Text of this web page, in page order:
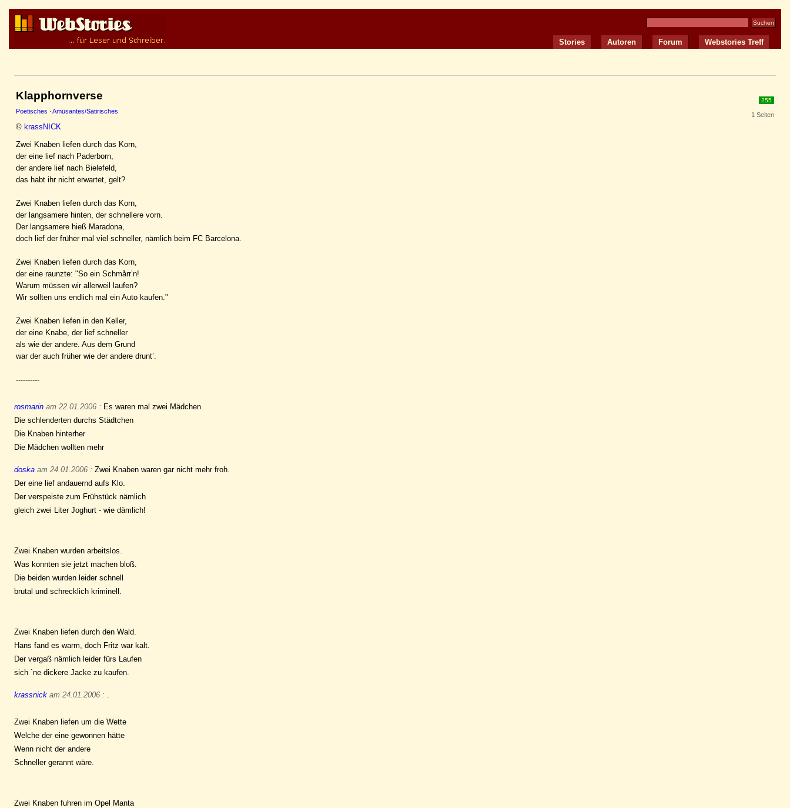
Stories Autoren Forum Webstories Treff
255
1 Seiten
Klapphornverse
Poetisches · Amüsantes/Satirisches
© krassNICK
Zwei Knaben liefen durch das Korn,
der eine lief nach Paderborn,
der andere lief nach Bielefeld,
das habt ihr nicht erwartet, gelt?
Zwei Knaben liefen durch das Korn,
der langsamere hinten, der schnellere vorn.
Der langsamere hieß Maradona,
doch lief der früher mal viel schneller, nämlich beim FC Barcelona.
Zwei Knaben liefen durch das Korn,
der eine raunzte: "So ein Schmårr’n!
Warum müssen wir allerweil laufen?
Wir sollten uns endlich mal ein Auto kaufen."
Zwei Knaben liefen in den Keller,
der eine Knabe, der lief schneller
als wie der andere. Aus dem Grund
war der auch früher wie der andere drunt’.
----------
rosmarin am 22.01.2006 : Es waren mal zwei Mädchen
Die schlenderten durchs Städtchen
Die Knaben hinterher
Die Mädchen wollten mehr
doska am 24.01.2006 : Zwei Knaben waren gar nicht mehr froh.
Der eine lief andauernd aufs Klo.
Der verspeiste zum Frühstück nämlich
gleich zwei Liter Joghurt - wie dämlich!
Zwei Knaben wurden arbeitslos.
Was konnten sie jetzt machen bloß.
Die beiden wurden leider schnell
brutal und schrecklich kriminell.
Zwei Knaben liefen durch den Wald.
Hans fand es warm, doch Fritz war kalt.
Der vergaß nämlich leider fürs Laufen
sich `ne dickere Jacke zu kaufen.
krassnick am 24.01.2006 : .
Zwei Knaben liefen um die Wette
Welche der eine gewonnen hätte
Wenn nicht der andere
Schneller gerannt wäre.
Zwei Knaben fuhren im Opel Manta